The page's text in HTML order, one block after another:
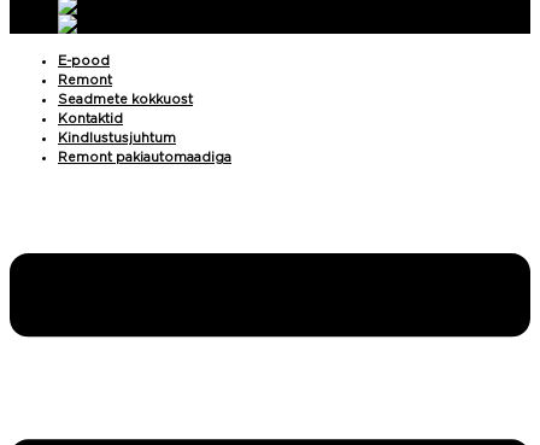
E-pood
Remont
Seadmete kokkuost
Kontaktid
Kindlustusjuhtum
Remont pakiautomaadiga